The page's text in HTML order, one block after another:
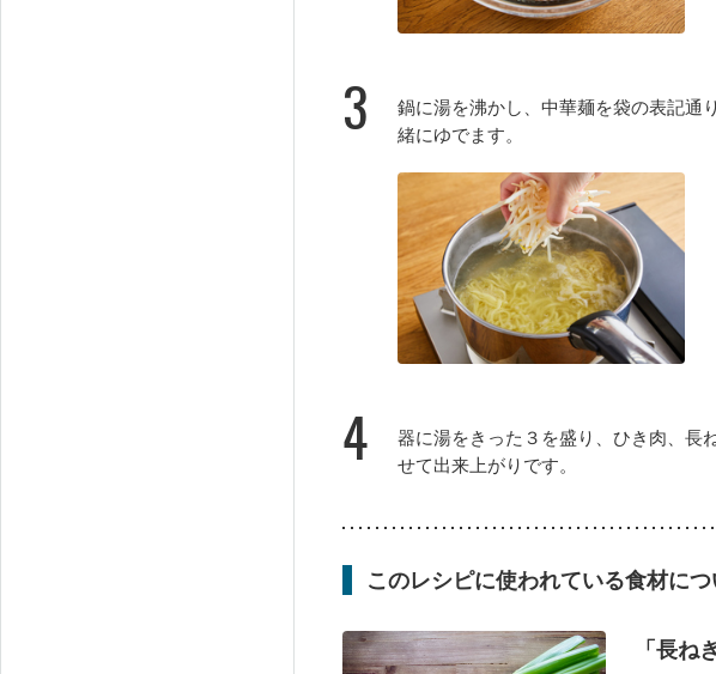
3
鍋に湯を沸かし、中華麺を袋の表記通
緒にゆでます。
4
器に湯をきった３を盛り、ひき肉、長
せて出来上がりです。
このレシピに使われている食材に
「長ね